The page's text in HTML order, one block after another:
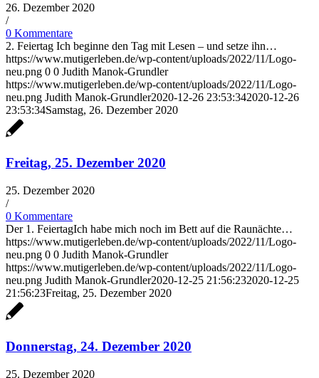
26. Dezember 2020
/
0 Kommentare
2. Feiertag Ich beginne den Tag mit Lesen – und setze ihn…
https://www.mutigerleben.de/wp-content/uploads/2022/11/Logo-
neu.png 0 0 Judith Manok-Grundler
https://www.mutigerleben.de/wp-content/uploads/2022/11/Logo-
neu.png Judith Manok-Grundler2020-12-26 23:53:342020-12-26
23:53:34Samstag, 26. Dezember 2020
Freitag, 25. Dezember 2020
25. Dezember 2020
/
0 Kommentare
Der 1. FeiertagIch habe mich noch im Bett auf die Raunächte…
https://www.mutigerleben.de/wp-content/uploads/2022/11/Logo-
neu.png 0 0 Judith Manok-Grundler
https://www.mutigerleben.de/wp-content/uploads/2022/11/Logo-
neu.png Judith Manok-Grundler2020-12-25 21:56:232020-12-25
21:56:23Freitag, 25. Dezember 2020
Donnerstag, 24. Dezember 2020
25. Dezember 2020